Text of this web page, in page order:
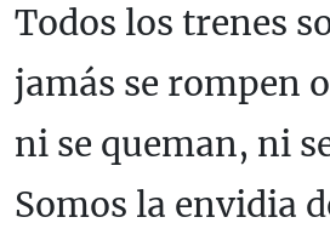
Todos los trenes
jamás se rompen
ni se queman, ni
Somos la envidia